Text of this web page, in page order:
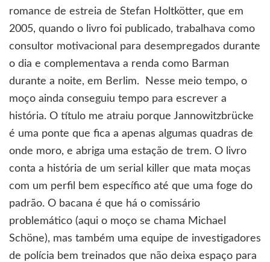
romance de estreia de Stefan Holtkötter, que em
2005, quando o livro foi publicado, trabalhava como
consultor motivacional para desempregados durante
o dia e complementava a renda como Barman
durante a noite, em Berlim. Nesse meio tempo, o
moço ainda conseguiu tempo para escrever a
história. O título me atraiu porque Jannowitzbrücke
é uma ponte que fica a apenas algumas quadras de
onde moro, e abriga uma estação de trem. O livro
conta a história de um serial killer que mata moças
com um perfil bem específico até que uma foge do
padrão. O bacana é que há o comissário
problemático (aqui o moço se chama Michael
Schöne), mas também uma equipe de investigadores
de polícia bem treinados que não deixa espaço para